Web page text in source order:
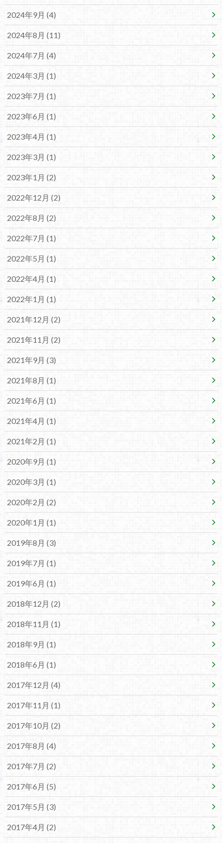
2024年9月 (4)
2024年8月 (11)
2024年7月 (4)
2024年3月 (1)
2023年7月 (1)
2023年6月 (1)
2023年4月 (1)
2023年3月 (1)
2023年1月 (2)
2022年12月 (2)
2022年8月 (2)
2022年7月 (1)
2022年5月 (1)
2022年4月 (1)
2022年1月 (1)
2021年12月 (2)
2021年11月 (2)
2021年9月 (3)
2021年8月 (1)
2021年6月 (1)
2021年4月 (1)
2021年2月 (1)
2020年9月 (1)
2020年3月 (1)
2020年2月 (2)
2020年1月 (1)
2019年8月 (3)
2019年7月 (1)
2019年6月 (1)
2018年12月 (2)
2018年11月 (1)
2018年9月 (1)
2018年6月 (1)
2017年12月 (4)
2017年11月 (1)
2017年10月 (2)
2017年8月 (4)
2017年7月 (2)
2017年6月 (5)
2017年5月 (3)
2017年4月 (2)